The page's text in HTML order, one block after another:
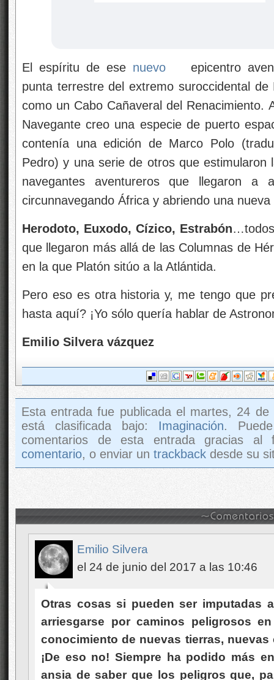
El espíritu de ese nuevo
epicentro
punta terrestre del extremo suroccidental
como un Cabo Cañaveral del Renacimiento.
Navegante creo una especie de puerto
contenía una edición de Marco Polo
Pedro) y una serie de otros que estimularon
navegantes aventureros que llegaron
circunnavegando África y abriendo una
Herodoto, Euxodo, Cízico, Estrabón
que llegaron más allá de las Columnas de
en la que Platón sitúo a la Atlántida.
Pero eso es otra historia y, me tengo que
hasta aquí? ¡Yo sólo quería hablar de
Emilio Silvera vázquez
Esta entrada fue publicada el martes, 24
está clasificada bajo: Imaginación.
comentarios de esta entrada gracias
comentario, o enviar un trackback desde su
Emilio Silvera
el 24 de junio del 2017 a las 10:46
Otras cosas si pueden ser imputadas
arriesgarse por caminos peligrosos
conocimiento de nuevas tierras,
¡De eso no! Siempre ha podido más
ansia de saber que los peligros que,